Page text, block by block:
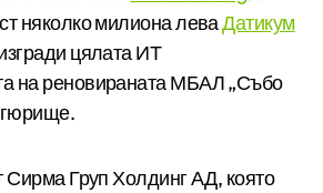
няколко милиона леваДатикум
цялата ИТ
на реновираната МБАЛ „Събо
Сирма Груп Холдинг АД, която